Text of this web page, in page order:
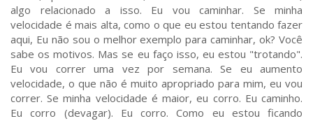
algo relacionado a isso. Eu vou caminhar. Se minha
velocidade é mais alta, como o que eu estou tentando fazer
aqui, Eu não sou o melhor exemplo para caminhar, ok? Você
sabe os motivos. Mas se eu faço isso, eu estou "trotando".
Eu vou correr uma vez por semana. Se eu aumento
velocidade, o que não é muito apropriado para mim, eu vou
correr. Se minha velocidade é maior, eu corro. Eu caminho.
Eu corro (devagar). Eu corro. Como eu estou ficando